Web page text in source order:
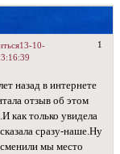
1
13-10-
назад в интернете
отзыв об этом
как только увидела
сразу-наше.Ну
мы место